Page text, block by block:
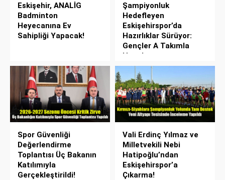
Eskişehir, ANALİG
Badminton
Heyecanına Ev
Sahipliği Yapacak!
Şampiyonluk
Hedefleyen
Eskişehirspor’da
Hazırlıklar Sürüyor:
Gençler A Takımla
Hazırlanıyor
Spor Güvenliği
Değerlendirme
Toplantısı Üç Bakanın
Katılımıyla
Gerçekleştirildi!
Vali Erdinç Yılmaz ve
Milletvekili Nebi
Hatipoğlu’ndan
Eskişehirspor’a
Çıkarma!